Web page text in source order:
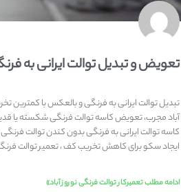
تعویض و تبدیل توالت ایرانی به
تبدیل توالت ایرانی به فرنگی و بالعکس با کمترین
آباد مجرب، تعویض کاسه توالت فرنگی شکسته یا
کاسه توالت ایرانی به فرنگی بدون کندن توالت
ایجاد سکو برای کاهش تخریب کف ، تعمیر توالت
ادامه مطلب تعمیرکار توالت فرنگی نوروز آباد»